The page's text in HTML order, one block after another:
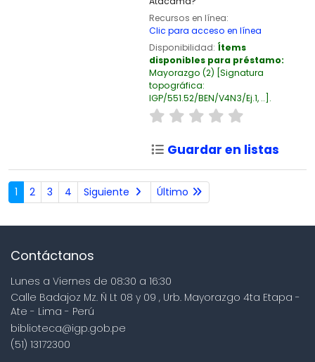
Recursos en línea:
Clic para acceso en línea
Disponibilidad: Ítems
disponibles para préstamo:
Mayorazgo (2) Signatura
topográfica:
IGP/551.52/BEN/V4N3/Ej.1, .. .
Guardar en listas
1 2 3 4 Siguiente Último
Contáctanos
Lunes a Viernes de 08:30 a 16:30
Calle Badajoz Mz. Ñ Lt 08 y 09 , Urb. Mayorazgo 4ta Etapa -
Ate - Lima - Perú
biblioteca@igp.gob.pe
(51) 13172300